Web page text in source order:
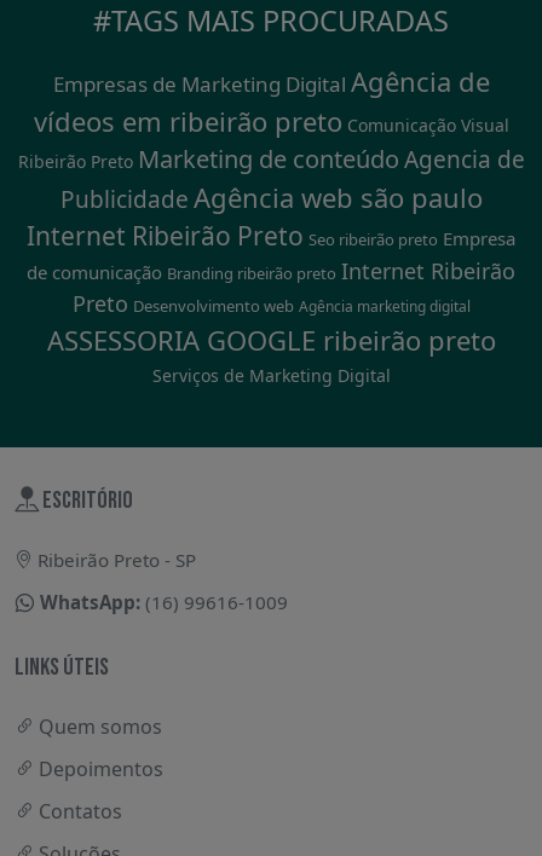
#TAGS MAIS PROCURADAS
Empresas de Marketing Digital Agência de
vídeos em ribeirão preto Comunicação Visual
Ribeirão Preto Marketing de conteúdoAgencia de
PublicidadeAgência web são paulo
Internet Ribeirão Preto Seo ribeirão preto Empresa
de comunicação Branding ribeirão preto Internet Ribeirão
Preto Desenvolvimento web Agência marketing digital
ASSESSORIA GOOGLE ribeirão preto
Serviços de Marketing Digital
ESCRITÓRIO
Ribeirão Preto - SP
WhatsApp: (16) 99616-1009
LINKS ÚTEIS
Quem somos
Depoimentos
Contatos